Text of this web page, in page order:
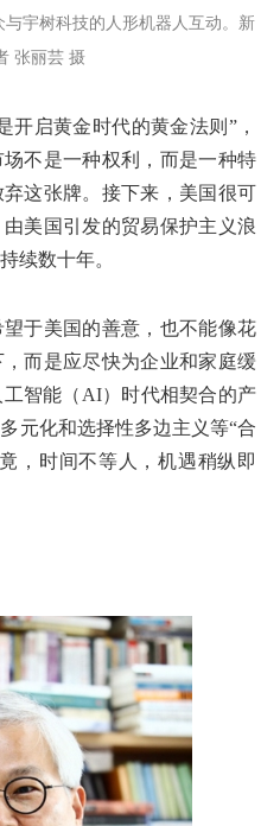
宇树科技的人形机器人互动。新
张丽芸 摄
开启黄金时代的黄金法则”，
不是一种权利，而是一种特
这张牌。接下来，美国很可
美国引发的贸易保护主义浪
续数十年。
于美国的善意，也不能像花
而是应尽快为企业和家庭缓
智能（AI）时代相契合的产
元化和选择性多边主义等“合
，时间不等人，机遇稍纵即